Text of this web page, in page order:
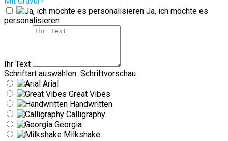
Ja, ich möchte es
personalisieren
Ihr Text
Schriftart auswählen Schriftvorschau
Arial
Great Vibes
Handwritten
Calligraphy
Georgia
Milkshake